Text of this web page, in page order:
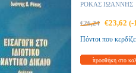
ΡΟΚΑΣ ΙΩΑΝΝΗΣ
€26,24 €23,62
Πόντοι που
προσθήκη στο